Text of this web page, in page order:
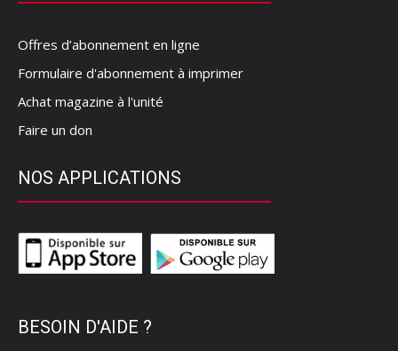
Offres d’abonnement en ligne
Formulaire d'abonnement à imprimer
Achat magazine à l'unité
Faire un don
NOS APPLICATIONS
BESOIN D'AIDE ?